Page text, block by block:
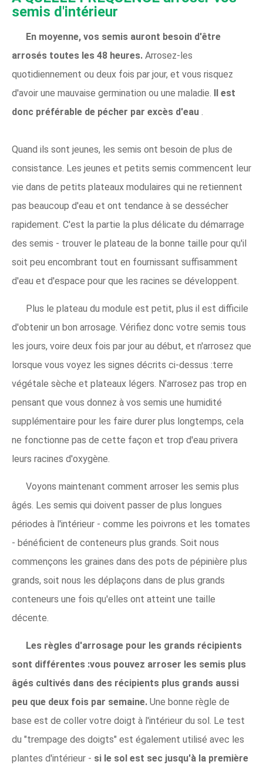
semis d'intérieur
En moyenne, vos semis auront besoin d'être
arrosés toutes les 48 heures. Arrosez-les
quotidiennement ou deux fois par jour, et vous risquez
d'avoir une mauvaise germination ou une maladie. Il est
donc préférable de pécher par excès d'eau .
Quand ils sont jeunes, les semis ont besoin de plus de
consistance. Les jeunes et petits semis commencent leur
vie dans de petits plateaux modulaires qui ne retiennent
pas beaucoup d'eau et ont tendance à se dessécher
rapidement. C'est la partie la plus délicate du démarrage
des semis - trouver le plateau de la bonne taille pour qu'il
soit peu encombrant tout en fournissant suffisamment
d'eau et d'espace pour que les racines se développent.
Plus le plateau du module est petit, plus il est difficile
d'obtenir un bon arrosage. Vérifiez donc votre semis tous
les jours, voire deux fois par jour au début, et n'arrosez que
lorsque vous voyez les signes décrits ci-dessus :terre
végétale sèche et plateaux légers. N'arrosez pas trop en
pensant que vous donnez à vos semis une humidité
supplémentaire pour les faire durer plus longtemps, cela
ne fonctionne pas de cette façon et trop d'eau privera
leurs racines d'oxygène.
Voyons maintenant comment arroser les semis plus
âgés. Les semis qui doivent passer de plus longues
périodes à l'intérieur - comme les poivrons et les tomates
- bénéficient de conteneurs plus grands. Soit nous
commençons les graines dans des pots de pépinière plus
grands, soit nous les déplaçons dans de plus grands
conteneurs une fois qu'elles ont atteint une taille
décente.
Les règles d'arrosage pour les grands récipients
sont différentes :vous pouvez arroser les semis plus
âgés cultivés dans des récipients plus grands aussi
peu que deux fois par semaine. Une bonne règle de
base est de coller votre doigt à l'intérieur du sol. Le test
du "trempage des doigts" est également utilisé avec les
plantes d'intérieur - si le sol est sec jusqu'à la première